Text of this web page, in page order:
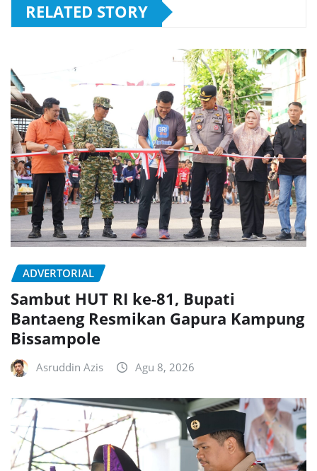
RELATED STORY
ADVERTORIAL
Sambut HUT RI ke-81, Bupati
Bantaeng Resmikan Gapura Kampung
Bissampole
Asruddin Azis Agu 8, 2026